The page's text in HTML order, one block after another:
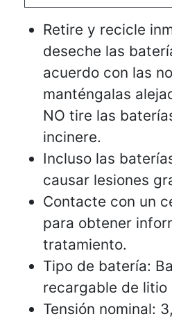
Retire y recicle
deseche las
acuerdo con las
manténgalas
NO tire las
incinere.
Incluso las
causar lesiones
Contacte con un
para obtener
tratamiento.
Tipo de batería:
recargable de litio
Tensión nominal: